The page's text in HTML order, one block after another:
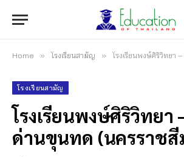
Home » โรงเรียนสามัญ » โรงเรียนพงษ์ศิริวิทยา
โรงเรียนสามัญ
โรงเรียนพงษ์ศิริวิทยา
ด่านขุนทด (นครราชสี